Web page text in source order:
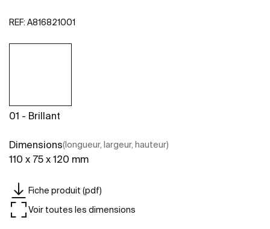
REF: A816821001
01 - Brillant
Dimensions(longueur, largeur, hauteur)
110 x 75 x 120 mm
Fiche produit (pdf)
Voir toutes les dimensions